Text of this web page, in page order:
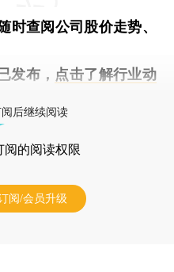
时查阅公司股价走势、
发布， 点击了解行业动
后继续阅读
阅的阅读权限
阅/会员升级